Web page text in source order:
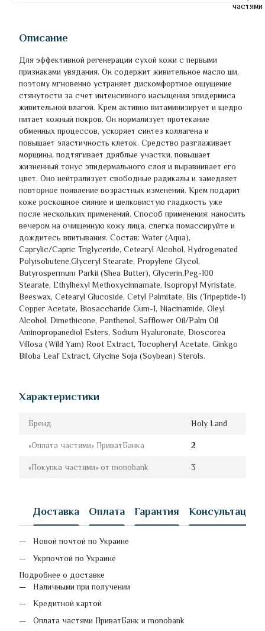
Описание
Для эффективной регенерации сухой кожи с первыми
признаками увядания. Он содержит живительное масло ши,
поэтому мгновенно устраняет дискомфортное ощущение
стянутости за счет интенсивного насыщения эпидермиса
живительной влагой. Крем активно витаминизирует и щедро
питает кожный покров. Он нормализует протекание
обменных процессов, ускоряет синтез коллагена и
повышает эластичность клеток. Средство разглаживает
морщины, подтягивает дряблые участки, повышает
жизненный тонус эпидермального слоя и выравнивает его
цвет. Оно нейтрализует свободные радикалы и замедляет
повторное появление возрастных изменений. Крем подарит
коже роскошное сияние и шелковистую гладкость уже
после нескольких применений. Способ применения: наносить
вечером на очищенную кожу лица, слегка помассируйте и
дождитесь впитывания. Состав: Water (Aqua),
Caprylic/Capric Triglyceride, Cetearyl Alcohol, Hydrogenated
Polyisobutene,Glyceryl Stearate, Propylene Glycol,
Butyrospermum Parkii (Shea Butter), Glycerin,Peg-100
Stearate, Ethylhexyl Methoxycinnamate, Isopropyl Myristate,
Beeswax, Cetearyl Glucoside, Cetyl Palmitate, Bis (Tripeptide-1)
Copper Acetate, Biosaccharide Gum-1, Niacinamide, Oleyl
Alcohol, Dimethicone, Panthenol, Safflower Oil/Palm Oil
Aminopropanediol Esters, Sodium Hyaluronate, Dioscorea
Villosa (Wild Yam) Root Extract, Tocopheryl Acetate, Ginkgo
Biloba Leaf Extract, Glycine Soja (Soybean) Sterols.
Характеристики
Бренд Holy Land
«Оплата частями» ПриватБанка 2
«Покупка частями» от monobank 3
Доставка Оплата Гарантия Консультация
Новой почтой по Украине
Укрпочтой по Украине
Подробнее о доставке
Наличными при получении
Кредитной картой
Оплата частями ПриватБанк и monobank